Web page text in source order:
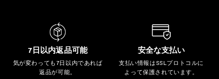
7日以内返品可能
気が変わっても7日以内であれば
返品が可能。
安全な支払い
支払い情報はSSLプロトコルに
よって保護されています。